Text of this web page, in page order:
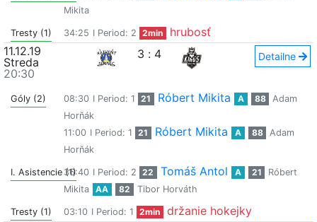
Mikita
Tresty (1) 34:25 I Period: 2 2min
hrubosť
11.12.19
Streda
20:30
3 : 4 Detailne
Góly (2) 08:30 I Period: 1 21 Róbert Mikita A 88
Adam
Horňák
11:00 I Period: 1 21 Róbert Mikita A 88
Adam
Horňák
I. Asistencie (1)36:40 I Period: 2 22 Tomáš Antol A 21
Róbert
Mikita
AA 82 Tibor Horváth
Tresty (1) 03:10 I Period: 1 2min
držanie hokejky